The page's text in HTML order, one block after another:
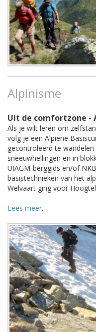
Alpinisme
Uit de comfortzone -
Als je wilt leren om
volg je een Alpiene
gecontroleerd te
sneeuwhellingen en in
UIAGM-berggids en/of
basistechnieken van het
Welvaart ging voor
Lees meer.